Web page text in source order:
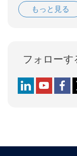
もっと見る
フォローす
Follow us on
Follow us